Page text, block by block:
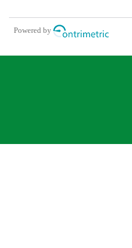
Powered by